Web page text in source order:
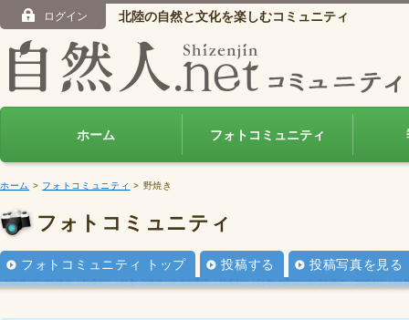
ログイン 北陸の自然と文化を楽しむコミュニティ
ホーム フォトコミュニティ
ホーム > フォトコミュニティ > 野焼き
フォトコミュニティ
フォトコミュニティ トップ 投稿する 投稿写真を見る